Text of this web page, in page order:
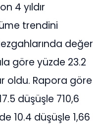
4 yıldır
trendini
değer
göre yüzde 23.2
oldu. Rapora göre
düşüşle 710,6
10.4 düşüşle 1,66